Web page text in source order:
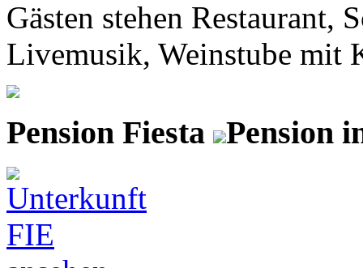
Gästen stehen Restaurant,
Livemusik, Weinstube mit
Pension Fiesta Pension